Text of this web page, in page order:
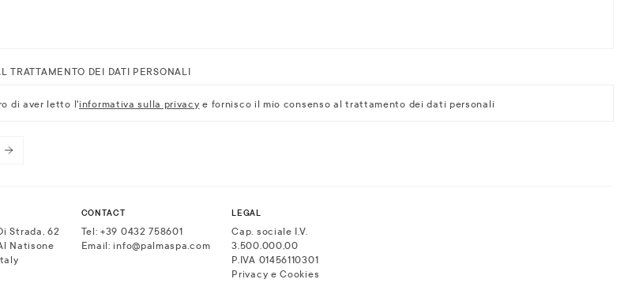
TRATTAMENTO DEI DATI PERSONALI
di aver letto l'informativa sulla privacy e fornisco il mio consenso al trattamento dei dati personali
Strada, 62
Natisone
CONTACT
Tel: +39 0432 758601
Email: info@palmaspa.com
LEGAL
Cap. sociale I.V.
3.500.000,00
P.IVA 01456110301
Privacy e Cookies